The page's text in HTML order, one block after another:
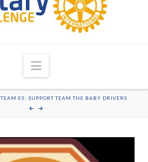
Navigation
TEAM 05: SUPPORT TEAM THE BABY DRIVERS